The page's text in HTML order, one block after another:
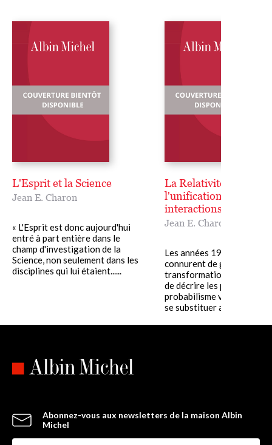
L'Esprit et la Science
Jean E. Charon
« L'Esprit est donc aujourd'hui
entré à part entière dans le
champ d'investigation de la
Science, non seulement dans les
disciplines qui lui étaient......
La Relativité
l'unification des
interactions physiques
Jean E. Charon
Les années 1920-1950
connurent de grandes
transformations dans la
de décrire les
probabilisme venant
se substituer au......
Abonnez-vous aux newsletters de la maison Albin
Michel